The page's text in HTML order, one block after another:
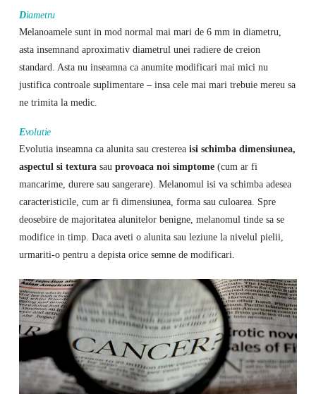
Diametru
Melanoamele sunt in mod normal mai mari de 6 mm in diametru,
asta insemnand aproximativ diametrul unei radiere de creion
standard. Asta nu inseamna ca anumite modificari mai mici nu
justifica controale suplimentare – insa cele mai mari trebuie mereu sa
ne trimita la medic.
Evolutie
Evolutia inseamna ca alunita sau cresterea isi schimba dimensiunea,
aspectul si texturasau provoaca noi simptome(cum ar fi
mancarime, durere sau sangerare). Melanomul isi va schimba adesea
caracteristicile, cum ar fi dimensiunea, forma sau culoarea. Spre
deosebire de majoritatea alunitelor benigne, melanomul tinde sa se
modifice in timp. Daca aveti o alunita sau leziune la nivelul pielii,
urmariti-o pentru a depista orice semne de modificari.